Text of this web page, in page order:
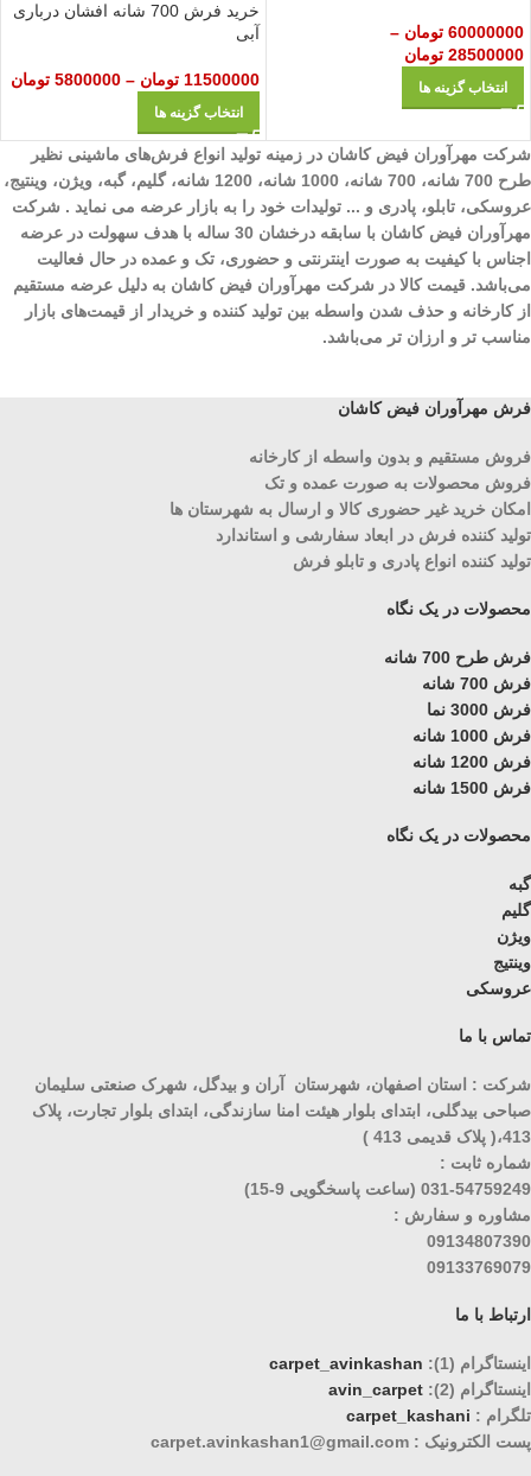
60000000 تومان –
28500000 تومان
انتخاب گزینه ها
خرید فرش 700 شانه افشان درباری
آبی
11500000 تومان –
5800000 تومان
انتخاب گزینه ها
شرکت مهرآوران فیض کاشان در زمینه تولید انواع فرش‌های ماشینی نظیر
طرح 700 شانه، 700 شانه، 1000 شانه، 1200 شانه، گلیم، گبه، ویژن، وینتیج،
عروسکی، تابلو، پادری و ... تولیدات خود را به بازار عرضه می نماید . شرکت
مهرآوران فیض کاشان با سابقه درخشان 30 ساله با هدف سهولت در عرضه
اجناس با کیفیت به صورت اینترنتی و حضوری، تک و عمده در حال فعالیت
می‌باشد. قیمت کالا در شرکت مهرآوران فیض کاشان به دلیل عرضه مستقیم
از کارخانه و حذف شدن واسطه بین تولید کننده و خریدار از قیمت‌های بازار
مناسب تر و ارزان تر می‌باشد.
فرش مهرآوران فیض کاشان
فروش مستقیم و بدون واسطه از کارخانه
فروش محصولات به صورت عمده و تک
امکان خرید غیر حضوری کالا و ارسال به شهرستان ها
تولید کننده فرش در ابعاد سفارشی و استاندارد
تولید کننده انواع پادری و تابلو فرش
محصولات در یک نگاه
فرش طرح 700 شانه
فرش 700 شانه
فرش 3000 نما
فرش 1000 شانه
فرش 1200 شانه
فرش 1500 شانه
محصولات در یک نگاه
گبه
گلیم
ویژن
وینتیج
عروسکی
تماس با ما
شرکت : استان اصفهان، شهرستان آران و بیدگل، شهرک صنعتی سلیمان
صباحی بیدگلی، ابتدای بلوار هیئت امنا سازندگی، ابتدای بلوار تجارت، پلاک
413،( پلاک قدیمی 413 )
شماره ثابت :
031-54759249 (ساعت پاسخگویی 9-15)
مشاوره و سفارش :
09134807390
09133769079
ارتباط با ما
اینستاگرام (1):
carpet_avinkashan
اینستاگرام (2):
avin_carpet
تلگرام : carpet_kashani
پست الکترونیک : carpet.avinkashan1@gmail.com